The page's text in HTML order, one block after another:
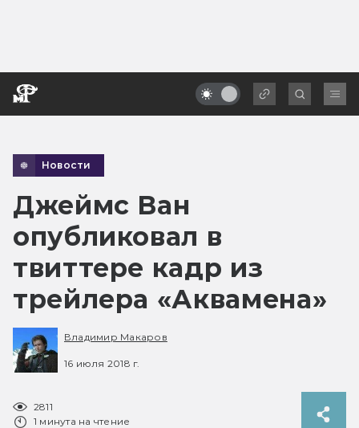
Новости
Джеймс Ван
опубликовал в
твиттере кадр из
трейлера «Аквамена»
Владимир Макаров
16 июля 2018 г.
2811
1 минута на чтение